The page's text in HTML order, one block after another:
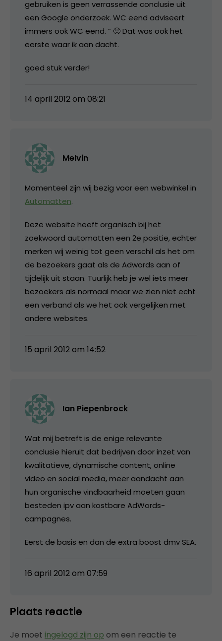
gebruiken is geen verrassende conclusie uit
een Google onderzoek. WC eend adviseert
immers ook WC eend. ” 🙂 Dat was ook het
eerste waar ik aan dacht.
goed stuk verder!
14 april 2012 om 08:21
Melvin
Momenteel zijn wij bezig voor een webwinkel in
Automatten.
Deze website heeft organisch bij het
zoekwoord automatten een 2e positie, echter
merken wij weinig tot geen verschil als het om
de bezoekers gaat als de Adwords aan of
tijdelijk uit staan. Tuurlijk heb je wel iets meer
bezoekers als normaal maar we zien niet echt
een verband als we het ook vergelijken met
andere websites.
15 april 2012 om 14:52
Ian Piepenbrock
Wat mij betreft is de enige relevante
conclusie hieruit dat bedrijven door inzet van
kwalitatieve, dynamische content, online
video en social media, meer aandacht aan
hun organische vindbaarheid moeten gaan
besteden ipv aan kostbare AdWords-
campagnes.
Eerst de basis en dan de extra boost dmv SEA.
16 april 2012 om 07:59
Plaats reactie
Je moet ingelogd zijn op om een reactie te